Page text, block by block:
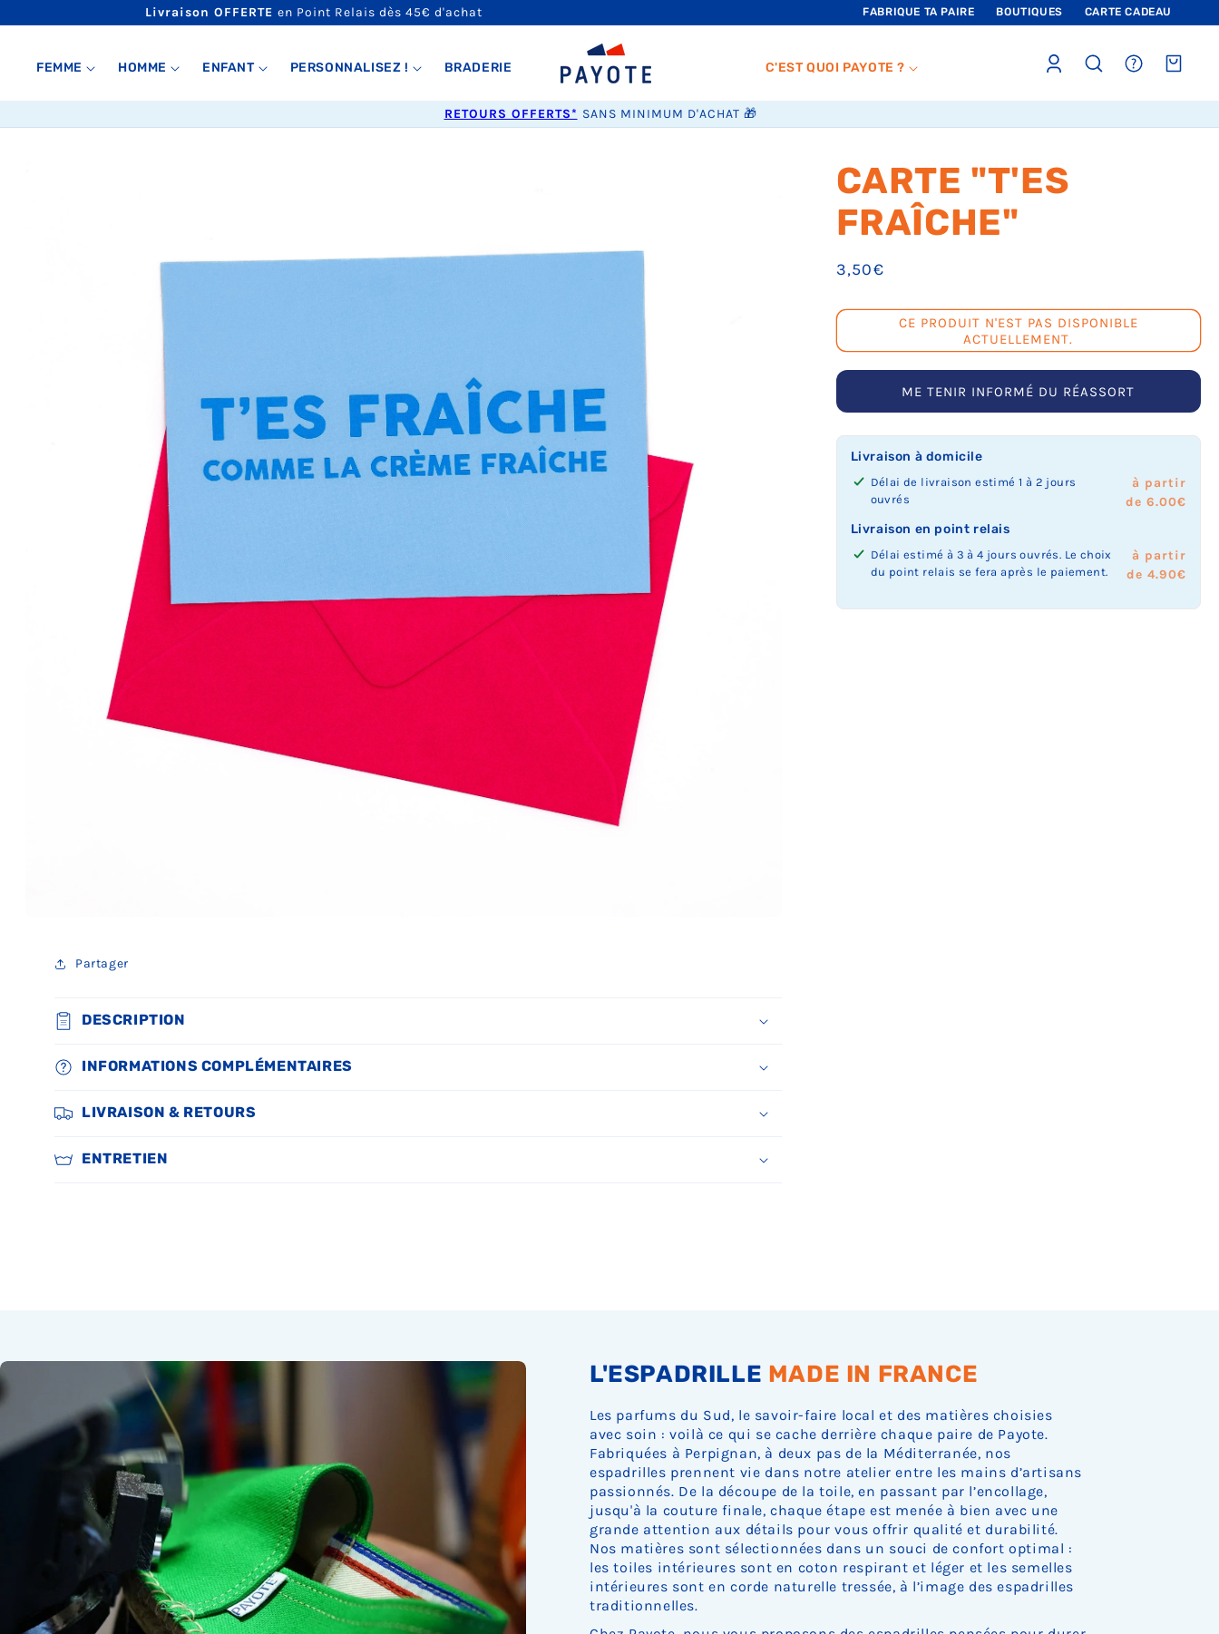
Livraison OFFERTE en Point Relais dès 45€ d'achat FABRIQUE TA PAIRE BOUTIQUES CARTE CADEAU
FEMME HOMME ENFANT PERSONNALISEZ ! BRADERIE C'EST QUOI PAYOTE ? Connexionsections.header.faq
Panier
RETOURS OFFERTS* SANS MINIMUM D'ACHAT 🎁
CARTE "T'ES
FRAÎCHE"
Prix
3,50€
CE PRODUIT N'EST PAS DISPONIBLE
ACTUELLEMENT.
ME TENIR INFORMÉ DU RÉASSORT
Livraison à domicile
Délai de livraison estimé 1 à 2 jours
ouvrés
à partir
de 6.00€
Livraison en point relais
Délai estimé à 3 à 4 jours ouvrés. Le choix
du point relais se fera après le paiement.
à partir
de 4.90€
Partager
DESCRIPTION
INFORMATIONS COMPLÉMENTAIRES
LIVRAISON & RETOURS
ENTRETIEN
L'ESPADRILLE MADE IN FRANCE
Les parfums du Sud, le savoir-faire local et des matières choisies
avec soin : voilà ce qui se cache derrière chaque paire de Payote.
Fabriquées à Perpignan, à deux pas de la Méditerranée, nos
espadrilles prennent vie dans notre atelier entre les mains d’artisans
passionnés. De la découpe de la toile, en passant par l’encollage,
jusqu'à la couture finale, chaque étape est menée à bien avec une
grande attention aux détails pour vous offrir qualité et durabilité.
Nos matières sont sélectionnées dans un souci de confort optimal :
les toiles intérieures sont en coton respirant et léger et les semelles
intérieures sont en corde naturelle tressée, à l’image des espadrilles
traditionnelles.